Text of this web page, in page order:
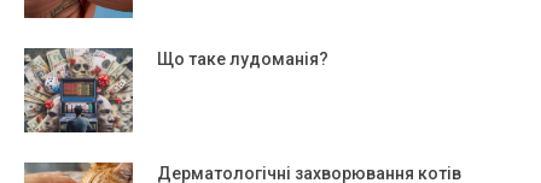
Що таке лудоманія?
Дерматологічні захворювання котів